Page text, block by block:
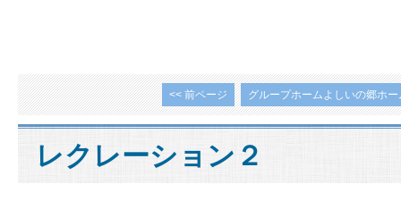
<< 前ページ グループホームよしいの郷ホー
レクレーション２